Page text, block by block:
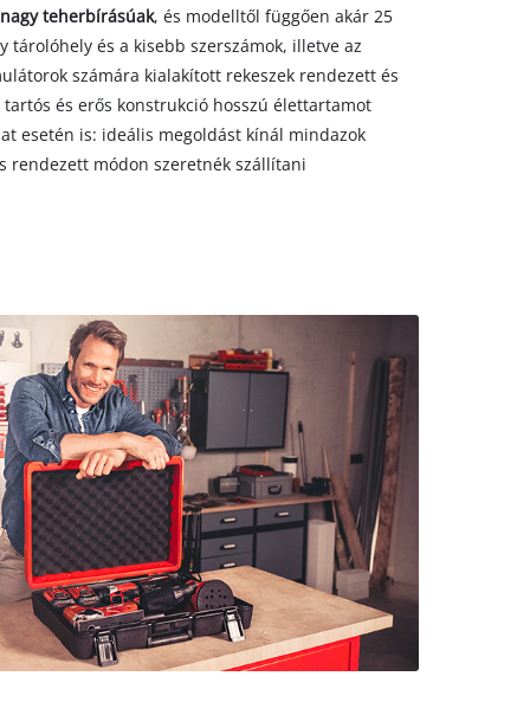
nagy teherbírásúak, és modelltől függően akár 25
tárolóhely és a kisebb szerszámok, illetve az
számára kialakított rekeszek rendezett és
és erős konstrukció hosszú élettartamot
esetén is: ideális megoldást kínál mindazok
rendezett módon szeretnék szállítani